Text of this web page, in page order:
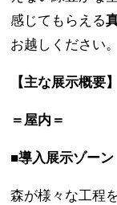
感じてもらえる
お越しください。
【主な展示概要】
＝屋内＝
■導入展示ゾーン
森が様々な工程